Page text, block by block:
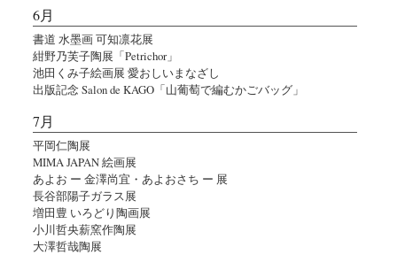
6月
書道 水墨画 可知凛花展
紺野乃芙子陶展「Petrichor」
池田くみ子絵画展 愛おしいまなざし
出版記念 Salon de KAGO「山葡萄で編むかごバッグ」
7月
平岡仁陶展
MIMA JAPAN 絵画展
あよお ー 金澤尚宜・あよおさち ー 展
長谷部陽子ガラス展
増田豊 いろどり陶画展
小川哲央薪窯作陶展
大澤哲哉陶展